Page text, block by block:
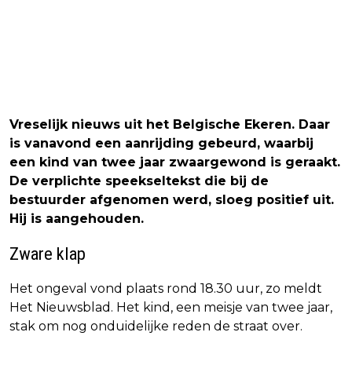
Vreselijk nieuws uit het Belgische Ekeren. Daar
is vanavond een aanrijding gebeurd, waarbij
een kind van twee jaar zwaargewond is geraakt.
De verplichte speekseltekst die bij de
bestuurder afgenomen werd, sloeg positief uit.
Hij is aangehouden.
Zware klap
Het ongeval vond plaats rond 18.30 uur, zo meldt
Het Nieuwsblad. Het kind, een meisje van twee jaar,
stak om nog onduidelijke reden de straat over.